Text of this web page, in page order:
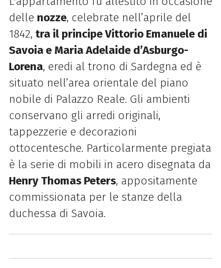
delle nozze, celebrate nell’aprile del
1842, tra il principe Vittorio Emanuele di
Savoia e Maria Adelaide d’Asburgo-
Lorena, eredi al trono di Sardegna ed è
situato nell’area orientale del piano
nobile di Palazzo Reale. Gli ambienti
conservano gli arredi originali,
tappezzerie e decorazioni
ottocentesche. Particolarmente pregiata
è la serie di mobili in acero disegnata da
Henry Thomas Peters, appositamente
commissionata per le stanze della
duchessa di Savoia.